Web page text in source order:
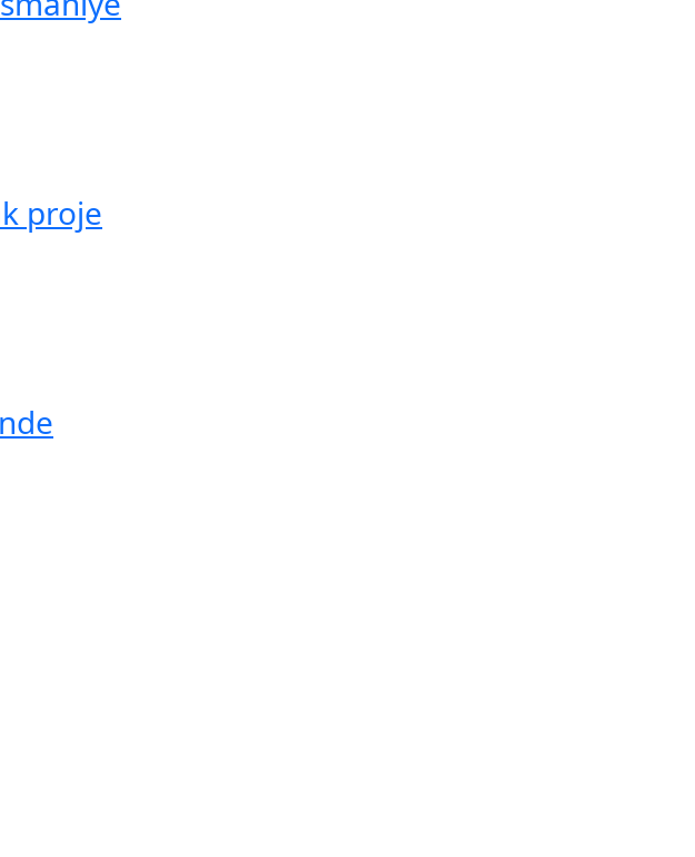
proje